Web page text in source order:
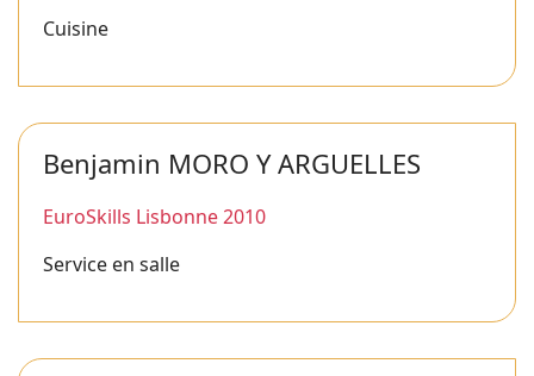
Cuisine
Benjamin MORO Y ARGUELLES
EuroSkills Lisbonne 2010
Service en salle